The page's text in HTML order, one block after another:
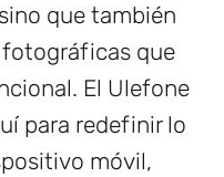
que también
que
El Ulefone
para redefinir lo
móvil,